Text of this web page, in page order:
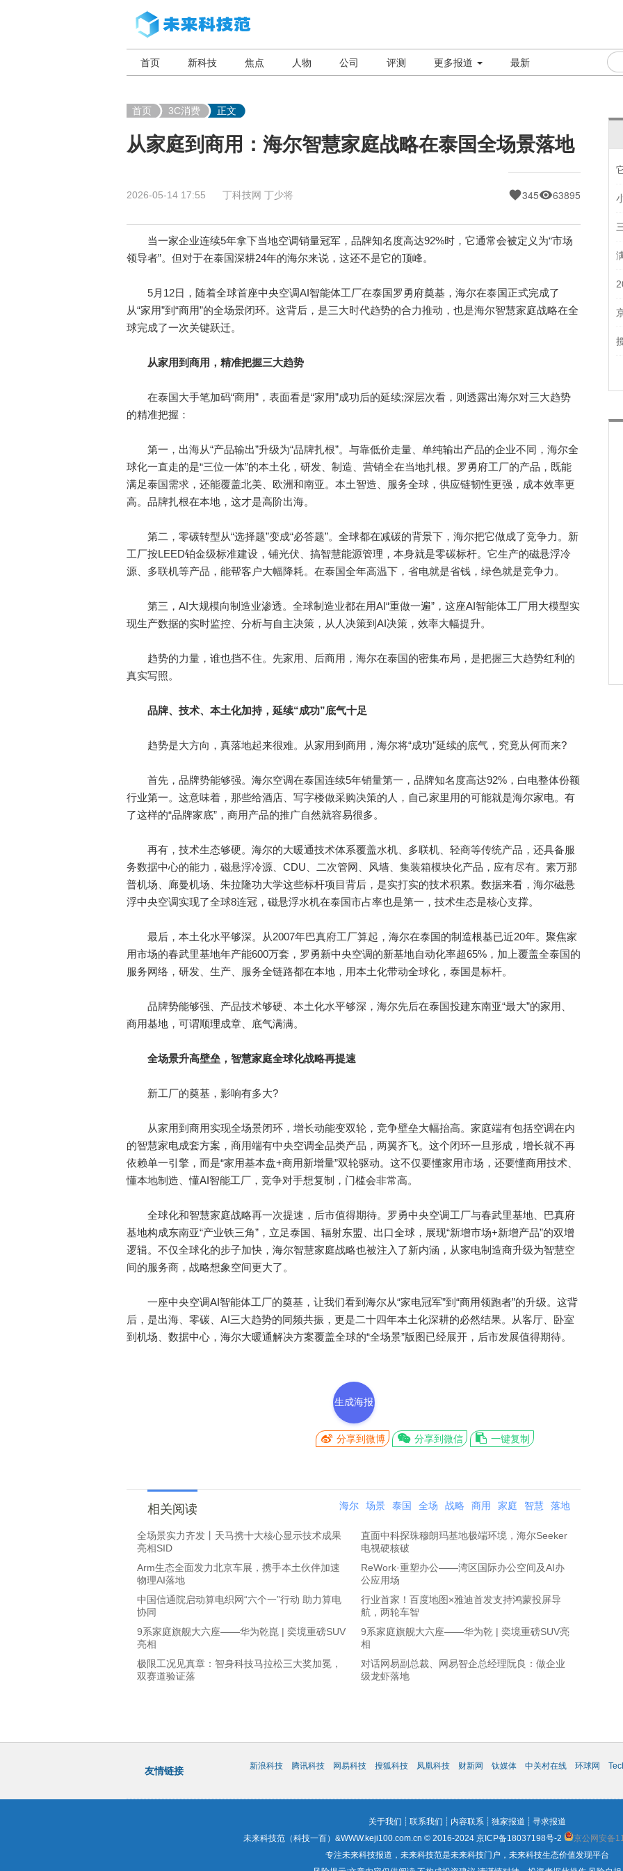
首页 新科技 焦点 人物 公司 评测 更多报道 最新
首页 3C消费 正文
从家庭到商用：海尔智慧家庭战略在泰国全场景落地
2026-05-14 17:55 丁科技网 丁少将 345 63895
当一家企业连续5年拿下当地空调销量冠军，品牌知名度高达92%时，它通常会被定义为“市场
领导者”。但对于在泰国深耕24年的海尔来说，这还不是它的顶峰。
5月12日，随着全球首座中央空调AI智能体工厂在泰国罗勇府奠基，海尔在泰国正式完成了
从“家用”到“商用”的全场景闭环。这背后，是三大时代趋势的合力推动，也是海尔智慧家庭战略在全
球完成了一次关键跃迁。
从家用到商用，精准把握三大趋势
在泰国大手笔加码“商用”，表面看是“家用”成功后的延续;深层次看，则透露出海尔对三大趋势
的精准把握：
第一，出海从“产品输出”升级为“品牌扎根”。与靠低价走量、单纯输出产品的企业不同，海尔全
球化一直走的是“三位一体”的本土化，研发、制造、营销全在当地扎根。罗勇府工厂的产品，既能
满足泰国需求，还能覆盖北美、欧洲和南亚。本土智造、服务全球，供应链韧性更强，成本效率更
高。品牌扎根在本地，这才是高阶出海。
第二，零碳转型从“选择题”变成“必答题”。全球都在减碳的背景下，海尔把它做成了竞争力。新
工厂按LEED铂金级标准建设，铺光伏、搞智慧能源管理，本身就是零碳标杆。它生产的磁悬浮冷
源、多联机等产品，能帮客户大幅降耗。在泰国全年高温下，省电就是省钱，绿色就是竞争力。
第三，AI大规模向制造业渗透。全球制造业都在用AI“重做一遍”，这座AI智能体工厂用大模型实
现生产数据的实时监控、分析与自主决策，从人决策到AI决策，效率大幅提升。
趋势的力量，谁也挡不住。先家用、后商用，海尔在泰国的密集布局，是把握三大趋势红利的
真实写照。
品牌、技术、本土化加持，延续“成功”底气十足
趋势是大方向，真落地起来很难。从家用到商用，海尔将“成功”延续的底气，究竟从何而来?
首先，品牌势能够强。海尔空调在泰国连续5年销量第一，品牌知名度高达92%，白电整体份额
行业第一。这意味着，那些给酒店、写字楼做采购决策的人，自己家里用的可能就是海尔家电。有
了这样的“品牌家底”，商用产品的推广自然就容易很多。
再有，技术生态够硬。海尔的大暖通技术体系覆盖水机、多联机、轻商等传统产品，还具备服
务数据中心的能力，磁悬浮冷源、CDU、二次管网、风墙、集装箱模块化产品，应有尽有。素万那
普机场、廊曼机场、朱拉隆功大学这些标杆项目背后，是实打实的技术积累。数据来看，海尔磁悬
浮中央空调实现了全球8连冠，磁悬浮水机在泰国市占率也是第一，技术生态是核心支撑。
最后，本土化水平够深。从2007年巴真府工厂算起，海尔在泰国的制造根基已近20年。聚焦家
用市场的春武里基地年产能600万套，罗勇新中央空调的新基地自动化率超65%，加上覆盖全泰国的
服务网络，研发、生产、服务全链路都在本地，用本土化带动全球化，泰国是标杆。
品牌势能够强、产品技术够硬、本土化水平够深，海尔先后在泰国投建东南亚“最大”的家用、
商用基地，可谓顺理成章、底气满满。
全场景升高壁垒，智慧家庭全球化战略再提速
新工厂的奠基，影响有多大?
从家用到商用实现全场景闭环，增长动能变双轮，竞争壁垒大幅抬高。家庭端有包括空调在内
的智慧家电成套方案，商用端有中央空调全品类产品，两翼齐飞。这个闭环一旦形成，增长就不再
依赖单一引擎，而是“家用基本盘+商用新增量”双轮驱动。这不仅要懂家用市场，还要懂商用技术、
懂本地制造、懂AI智能工厂，竞争对手想复制，门槛会非常高。
全球化和智慧家庭战略再一次提速，后市值得期待。罗勇中央空调工厂与春武里基地、巴真府
基地构成东南亚“产业铁三角”，立足泰国、辐射东盟、出口全球，展现“新增市场+新增产品”的双增
逻辑。不仅全球化的步子加快，海尔智慧家庭战略也被注入了新内涵，从家电制造商升级为智慧空
间的服务商，战略想象空间更大了。
一座中央空调AI智能体工厂的奠基，让我们看到海尔从“家电冠军”到“商用领跑者”的升级。这背
后，是出海、零碳、AI三大趋势的同频共振，更是二十四年本土化深耕的必然结果。从客厅、卧室
到机场、数据中心，海尔大暖通解决方案覆盖全球的“全场景”版图已经展开，后市发展值得期待。
生成海报
分享到微博 分享到微信 一键复制
相关阅读 海尔 场景 泰国 全场 战略 商用 家庭 智慧 落地
全场景实力齐发丨天马携十大核心显示技术成果
亮相SID
直面中科探珠穆朗玛基地极端环境，海尔Seeker
电视硬核破
Arm生态全面发力北京车展，携手本土伙伴加速
物理AI落地
ReWork·重塑办公——湾区国际办公空间及AI办
公应用场
中国信通院启动算电织网“六个一”行动 助力算电
协同
行业首家！百度地图×雅迪首发支持鸿蒙投屏导
航，两轮车智
9系家庭旗舰大六座——华为乾崑 | 奕境重磅SUV
亮相
9系家庭旗舰大六座――华为乾 | 奕境重磅SUV亮
相
极限工况见真章：智身科技马拉松三大奖加冕，
双赛道验证落
对话网易副总裁、网易智企总经理阮良：做企业
级龙虾落地
友情链接 新浪科技 腾讯科技 网易科技 搜狐科技 凤凰科技 财新网 钛媒体 中关村在线 环球网
关于我们 ┊ 联系我们 ┊ 内容联系 ┊ 独家报道 ┊ 寻求报道
未来科技范（科技一百）&WWW.keji100.com.cn © 2016-2024 京ICP备18037198号-2
京公网安备
专注未来科技报道，未来科技范是未来科技门户，未来科技生态价值发现平台